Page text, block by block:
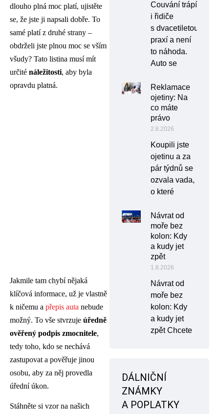
dlouho plná moc platí, ujistěte
se, že jste ji napsali dobře. To
samé platí z druhé strany ­–
obdrželi jste plnou moc se vším
všudy? Tato listina musí mít
určité náležitosti, aby byla
opravdu platná.
Jakmile tam chybí nějaká
klíčová informace, už je vlastně
k ničemu a přepis auta nebude
možný. To vše stvrzuje úředně
ověřený podpis zmocnitele,
tedy toho, kdo se nechává
zastupovat a pověřuje jinou
osobu, aby za něj provedla
úřední úkon.
Stáhněte si vzor na našich
Couvání trápí
i řidiče
s dvacetiletou
praxí a není
to náhoda.
Auto se
Reklamace
ojetiny: Na
co máte
právo
2.8.2026
Koupili jste
ojetinu a za
pár týdnů se
ozvala vada,
o které
Návrat od
moře bez
kolon: Kdy
a kudy jet
zpět
1.8.2026
Návrat od
moře bez
kolon: Kdy
a kudy jet
zpět Chcete
DÁLNIČNÍ
ZNÁMKY
A POPLATKY